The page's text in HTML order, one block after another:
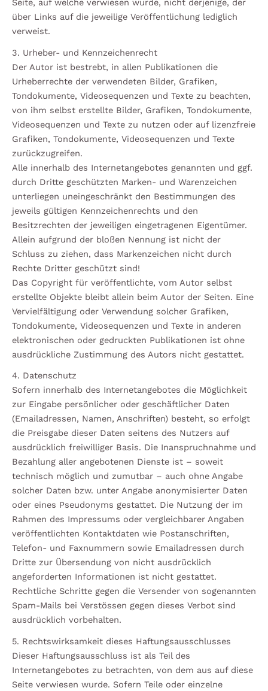
Seite, auf welche verwiesen wurde, nicht derjenige, der
über Links auf die jeweilige Veröffentlichung lediglich
verweist.
3. Urheber- und Kennzeichenrecht
Der Autor ist bestrebt, in allen Publikationen die
Urheberrechte der verwendeten Bilder, Grafiken,
Tondokumente, Videosequenzen und Texte zu beachten,
von ihm selbst erstellte Bilder, Grafiken, Tondokumente,
Videosequenzen und Texte zu nutzen oder auf lizenzfreie
Grafiken, Tondokumente, Videosequenzen und Texte
zurückzugreifen.
Alle innerhalb des Internetangebotes genannten und ggf.
durch Dritte geschützten Marken- und Warenzeichen
unterliegen uneingeschränkt den Bestimmungen des
jeweils gültigen Kennzeichenrechts und den
Besitzrechten der jeweiligen eingetragenen Eigentümer.
Allein aufgrund der bloßen Nennung ist nicht der
Schluss zu ziehen, dass Markenzeichen nicht durch
Rechte Dritter geschützt sind!
Das Copyright für veröffentlichte, vom Autor selbst
erstellte Objekte bleibt allein beim Autor der Seiten. Eine
Vervielfältigung oder Verwendung solcher Grafiken,
Tondokumente, Videosequenzen und Texte in anderen
elektronischen oder gedruckten Publikationen ist ohne
ausdrückliche Zustimmung des Autors nicht gestattet.
4. Datenschutz
Sofern innerhalb des Internetangebotes die Möglichkeit
zur Eingabe persönlicher oder geschäftlicher Daten
(Emailadressen, Namen, Anschriften) besteht, so erfolgt
die Preisgabe dieser Daten seitens des Nutzers auf
ausdrücklich freiwilliger Basis. Die Inanspruchnahme und
Bezahlung aller angebotenen Dienste ist – soweit
technisch möglich und zumutbar – auch ohne Angabe
solcher Daten bzw. unter Angabe anonymisierter Daten
oder eines Pseudonyms gestattet. Die Nutzung der im
Rahmen des Impressums oder vergleichbarer Angaben
veröffentlichten Kontaktdaten wie Postanschriften,
Telefon- und Faxnummern sowie Emailadressen durch
Dritte zur Übersendung von nicht ausdrücklich
angeforderten Informationen ist nicht gestattet.
Rechtliche Schritte gegen die Versender von sogenannten
Spam-Mails bei Verstössen gegen dieses Verbot sind
ausdrücklich vorbehalten.
5. Rechtswirksamkeit dieses Haftungsausschlusses
Dieser Haftungsausschluss ist als Teil des
Internetangebotes zu betrachten, von dem aus auf diese
Seite verwiesen wurde. Sofern Teile oder einzelne